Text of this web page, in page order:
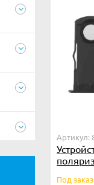
Артикул:
Под заказ